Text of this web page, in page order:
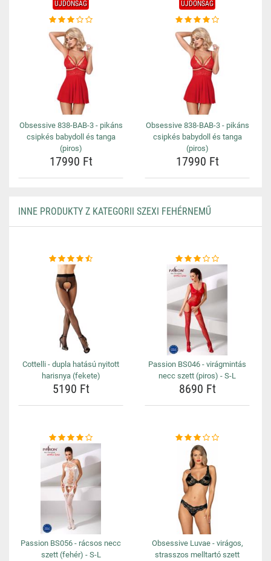
ÚJDONSÁG
Obsessive 838-BAB-3 - pikáns
csipkés babydoll és tanga
(piros)
17990 Ft
ÚJDONSÁG
Obsessive 838-BAB-3 - pikáns
csipkés babydoll és tanga
(piros)
17990 Ft
INNE PRODUKTY Z KATEGORII SZEXI FEHÉRNEMŰ
Cottelli - dupla hatású nyitott
harisnya (fekete)
5190 Ft
Passion BS046 - virágmintás
necc szett (piros) - S-L
8690 Ft
Passion BS056 - rácsos necc
szett (fehér) - S-L
Obsessive Luvae - virágos,
strasszos melltartó szett